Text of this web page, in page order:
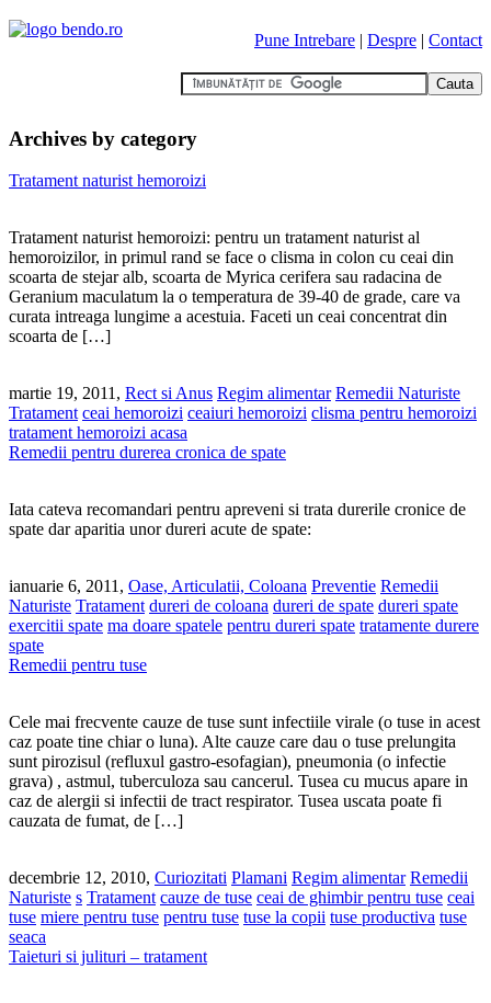
Pune Intrebare | Despre | Contact
Archives by category
Tratament naturist hemoroizi
Tratament naturist hemoroizi: pentru un tratament naturist al
hemoroizilor, in primul rand se face o clisma in colon cu ceai din
scoarta de stejar alb, scoarta de Myrica cerifera sau radacina de
Geranium maculatum la o temperatura de 39-40 de grade, care va
curata intreaga lungime a acestuia. Faceti un ceai concentrat din
scoarta de […]
martie 19, 2011, Rect si Anus Regim alimentar Remedii Naturiste
Tratament ceai hemoroizi ceaiuri hemoroizi clisma pentru hemoroizi
tratament hemoroizi acasa
Remedii pentru durerea cronica de spate
Iata cateva recomandari pentru apreveni si trata durerile cronice de
spate dar aparitia unor dureri acute de spate:
ianuarie 6, 2011, Oase, Articulatii, Coloana Preventie Remedii
Naturiste Tratament dureri de coloana dureri de spate dureri spate
exercitii spate ma doare spatele pentru dureri spate tratamente durere
spate
Remedii pentru tuse
Cele mai frecvente cauze de tuse sunt infectiile virale (o tuse in acest
caz poate tine chiar o luna). Alte cauze care dau o tuse prelungita
sunt pirozisul (refluxul gastro-esofagian), pneumonia (o infectie
grava) , astmul, tuberculoza sau cancerul. Tusea cu mucus apare in
caz de alergii si infectii de tract respirator. Tusea uscata poate fi
cauzata de fumat, de […]
decembrie 12, 2010, Curiozitati Plamani Regim alimentar Remedii
Naturiste s Tratament cauze de tuse ceai de ghimbir pentru tuse ceai
tuse miere pentru tuse pentru tuse tuse la copii tuse productiva tuse
seaca
Taieturi si julituri – tratament